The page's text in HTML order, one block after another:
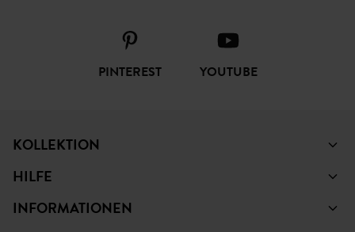
PINTEREST YOUTUBE
KOLLEKTION
HILFE
INFORMATIONEN